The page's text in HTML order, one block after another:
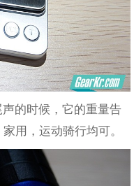
的时候，它的重量告
用，运动骑行均可。